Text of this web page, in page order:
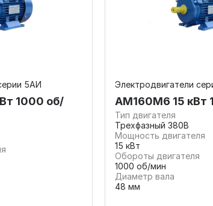
5АИ
1000 об/
Электродвигатели
АМ160М6 15 кВт
Тип двигателя
Трехфазный 380В
Мощность двигателя
15 кВт
Обороты двигателя
1000 об/мин
Диаметр вала
48 мм